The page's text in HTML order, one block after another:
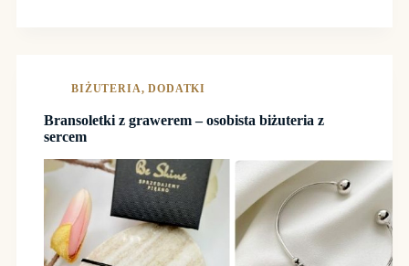
BIŻUTERIA,DODATKI
Bransoletki z grawerem – osobista biżuteria z
sercem